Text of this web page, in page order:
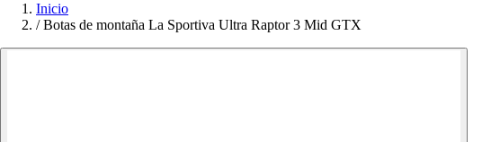
Inicio
/ Botas de montaña La Sportiva Ultra Raptor 3 Mid GTX